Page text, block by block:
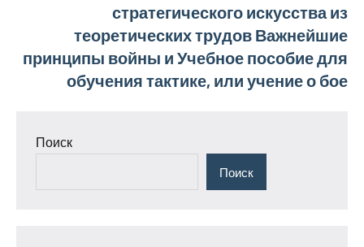
стратегического искусства из
теоретических трудов Важнейшие
принципы войны и Учебное пособие для
обучения тактике, или учение о бое
Поиск
Поиск